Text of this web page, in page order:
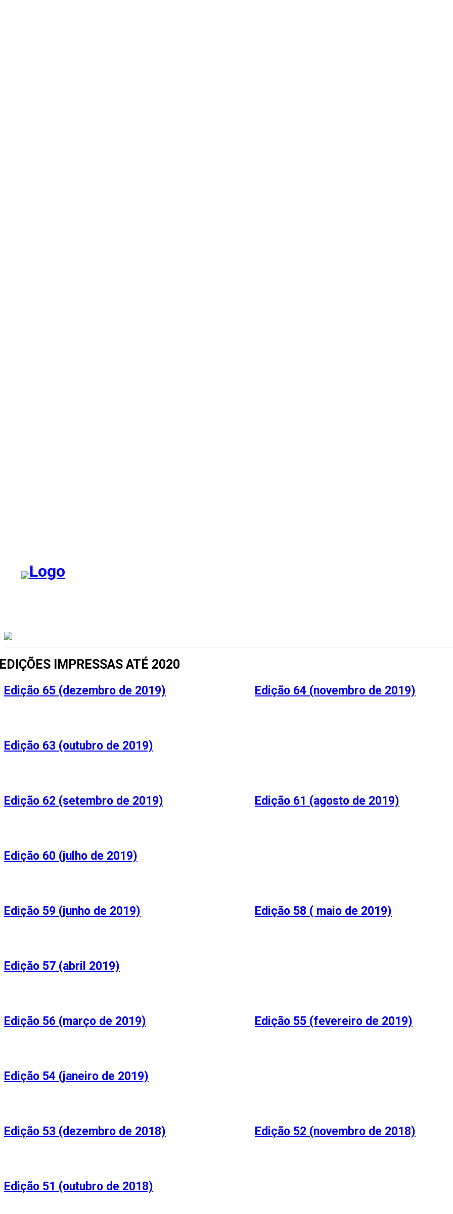
IMPRESSAS ATÉ 2020
Edição 65 (dezembro de 2019) Edição 64 (novembro de 2019)
Edição 63 (outubro de 2019)
Edição 62 (setembro de 2019) Edição 61 (agosto de 2019)
Edição 60 (julho de 2019)
Edição 59 (junho de 2019) Edição 58 ( maio de 2019)
Edição 57 (abril 2019)
Edição 56 (março de 2019) Edição 55 (fevereiro de 2019)
Edição 54 (janeiro de 2019)
Edição 53 (dezembro de 2018) Edição 52 (novembro de 2018)
Edição 51 (outubro de 2018)